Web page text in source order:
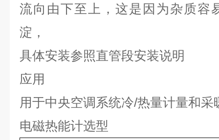
流向由下至上，这是因为杂质容
淀，
具体安装参照直管段安装说明
应用
用于中央空调系统冷/热量计量和采
电磁热能计选型